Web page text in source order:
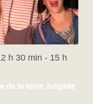
de la terre, brigade
h 30 min - 15 h